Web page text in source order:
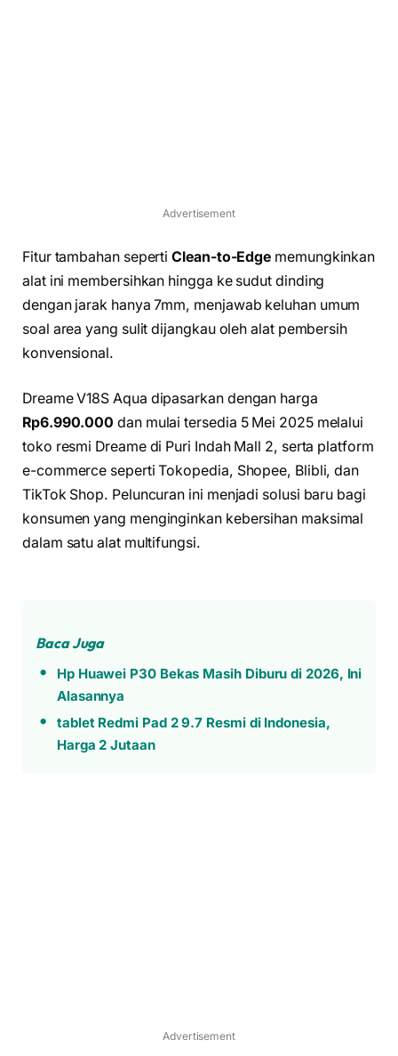
Advertisement
Fitur tambahan sepertiClean-to-Edge memungkinkan
alat ini membersihkan hingga ke sudut dinding
dengan jarak hanya 7mm, menjawab keluhan umum
soal area yang sulit dijangkau oleh alat pembersih
konvensional.
Dreame V18S Aqua dipasarkan dengan harga
Rp6.990.000 dan mulai tersedia 5 Mei 2025 melalui
toko resmi Dreame di Puri Indah Mall 2, serta platform
e-commerce seperti Tokopedia, Shopee, Blibli, dan
TikTok Shop. Peluncuran ini menjadi solusi baru bagi
konsumen yang menginginkan kebersihan maksimal
dalam satu alat multifungsi.
Baca Juga
Hp Huawei P30 Bekas Masih Diburu di 2026, Ini
Alasannya
tablet Redmi Pad 2 9.7 Resmi di Indonesia,
Harga 2 Jutaan
Advertisement